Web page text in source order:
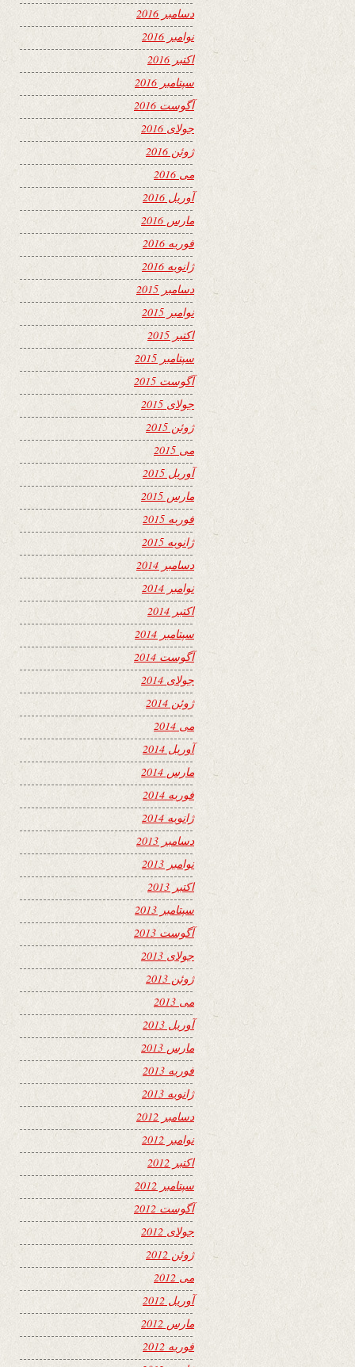
دسامبر 2016
نوامبر 2016
اکتبر 2016
سپتامبر 2016
آگوست 2016
جولای 2016
ژوئن 2016
می 2016
آوریل 2016
مارس 2016
فوریه 2016
ژانویه 2016
دسامبر 2015
نوامبر 2015
اکتبر 2015
سپتامبر 2015
آگوست 2015
جولای 2015
ژوئن 2015
می 2015
آوریل 2015
مارس 2015
فوریه 2015
ژانویه 2015
دسامبر 2014
نوامبر 2014
اکتبر 2014
سپتامبر 2014
آگوست 2014
جولای 2014
ژوئن 2014
می 2014
آوریل 2014
مارس 2014
فوریه 2014
ژانویه 2014
دسامبر 2013
نوامبر 2013
اکتبر 2013
سپتامبر 2013
آگوست 2013
جولای 2013
ژوئن 2013
می 2013
آوریل 2013
مارس 2013
فوریه 2013
ژانویه 2013
دسامبر 2012
نوامبر 2012
اکتبر 2012
سپتامبر 2012
آگوست 2012
جولای 2012
ژوئن 2012
می 2012
آوریل 2012
مارس 2012
فوریه 2012